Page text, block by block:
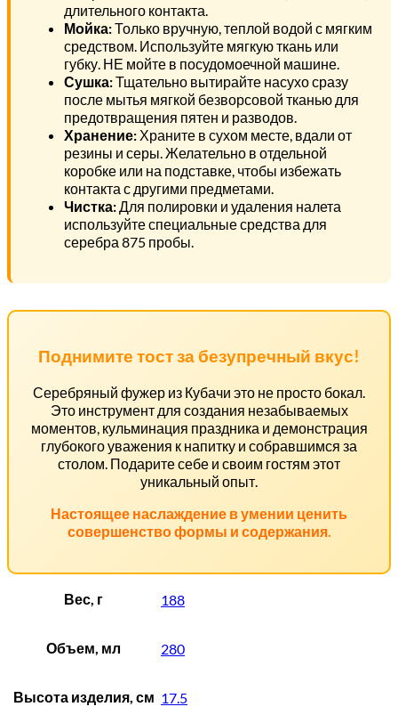
длительного контакта.
Мойка:Только вручную, теплой водой с мягким
средством. Используйте мягкую ткань или
губку. НЕ мойте в посудомоечной машине.
Сушка:Тщательно вытирайте насухо сразу
после мытья мягкой безворсовой тканью для
предотвращения пятен и разводов.
Хранение: Храните в сухом месте, вдали от
резины и серы. Желательно в отдельной
коробке или на подставке, чтобы избежать
контакта с другими предметами.
Чистка:Для полировки и удаления налета
используйте специальные средства для
серебра 875 пробы.
Поднимите тост за безупречный вкус!
Серебряный фужер из Кубачи это не просто бокал.
Это инструмент для создания незабываемых
моментов, кульминация праздника и демонстрация
глубокого уважения к напитку и собравшимся за
столом. Подарите себе и своим гостям этот
уникальный опыт.
Настоящее наслаждение в умении ценить
совершенство формы и содержания.
Вес, г 188
Объем, мл 280
Высота изделия, см 17.5